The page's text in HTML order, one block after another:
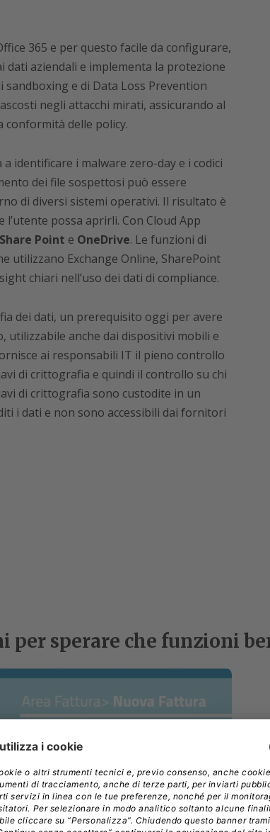
365 e per questo facile da configurare,
dati aziendali e implementa la protezione
e di Data Loss Prevention
negli attacchi mirati, assicurando al
delle policy.
identificare i malware zero-day e i codici
dei file sospettosi può essere
di diversi sistemi operativi. Il risultato è
possa aprirli. Con Cloud App
Share Point e OneDrive. Le funzioni di
utilizzano Exchange Online, SharePoint
chiari nell’uso dei dati di compliance.
dei dati, un prerequisito oggi per avere
utilizzabile anche dai dispositivi mobili e
ai responsabili IT il pieno controllo
di crittografia e quindi il controllo su chi
di crittografia sono custodite in un
i dati e non sono accessibili dai fornitori
per sperare che funzioni